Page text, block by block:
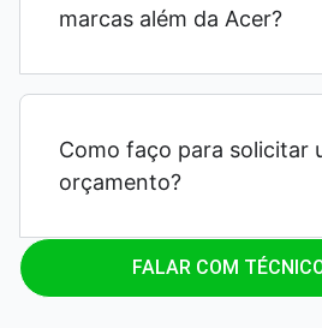
marcas além da Acer?
Como faço para solicitar
orçamento?
FALAR COM